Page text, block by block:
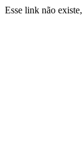
Esse link não